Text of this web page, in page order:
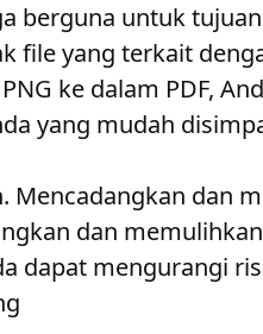
berguna untuk tujuan
file yang terkait
ke dalam PDF,
yang mudah
. Mencadangkan dan
dan
dapat mengurangi